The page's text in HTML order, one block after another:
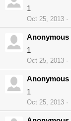
1
Oct 25, 2013
Anonymous
1
Oct 25, 2013
Anonymous
1
Oct 25, 2013